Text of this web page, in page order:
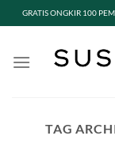
GRATIS ONGKIR 100
TAG